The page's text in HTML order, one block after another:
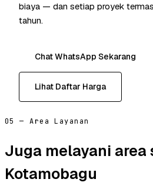
biaya — dan setiap proyek
tahun.
Chat WhatsApp Sekarang
Lihat Daftar Harga
05 — Area Layanan
Juga melayani area
Kotamobagu